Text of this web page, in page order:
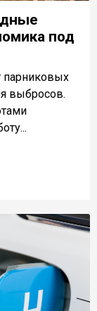
под
парниковых
выбросов.